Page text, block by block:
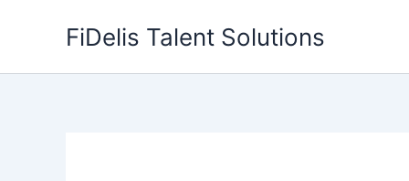
FiDelis Talent Solutions